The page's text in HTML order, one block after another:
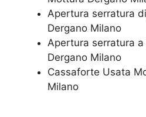
Apertura serratura​
Dergano Milano
​Apertura serratura​
Dergano Milano
​Cassaforte Usata
Milano